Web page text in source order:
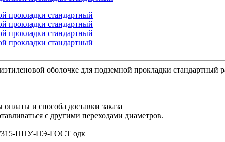
оболочке для подземной прокладки
и способа доставки заказа
с другими переходами диаметров.
315-ППУ-ПЭ-ГОСТ одк